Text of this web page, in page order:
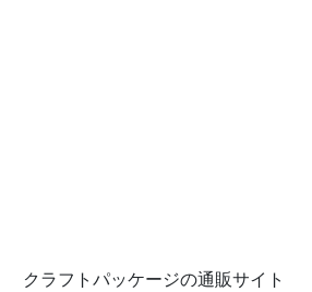
クラフトパッケージの通販サイト